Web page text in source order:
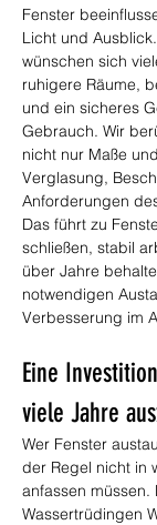
Fenster
Licht und
wünschen sich
ruhigere Räume,
und ein sicheres
Gebrauch. Wir
nicht nur Maße
Verglasung,
Anforderungen
Das führt zu
schließen, stabil
über Jahre
notwendigen
Verbesserung im
Eine
viele Jahre
Wer Fenster
der Regel nicht in
anfassen müssen.
Wassertrüdingen